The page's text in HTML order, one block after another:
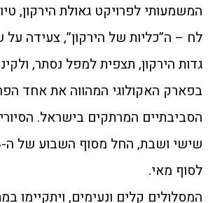
המשמעותי לפרויקט גאולת הירקון,
לח – ה”כליות של הירקון”, צעידה
גדות הירקון, תצפית למפל נסתר,
בפארק האקולוגי המהווה את אחד
הסביבתיים המרתקים בישראל.
לסוף מאי.
המסלולים קלים ונעימים, ויתקיימו